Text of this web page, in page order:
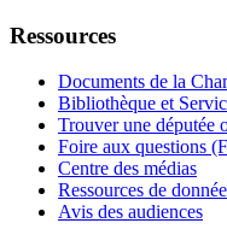
Ressources
Documents de la
Bibliothèque et
Trouver une députée
Foire aux questions
Centre des médias
Ressources de
Avis des audiences